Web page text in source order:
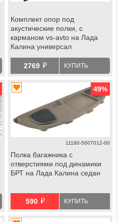
Комплект опор под
акустические полки, с
карманом vs-avto на Лада
Калина универсал
2769 й КУПИТЬ
49%
11180-5607012-00
Полка багажника с
отверстиями под динамики
БРТ на Лада Калина седан
590 й КУПИТЬ